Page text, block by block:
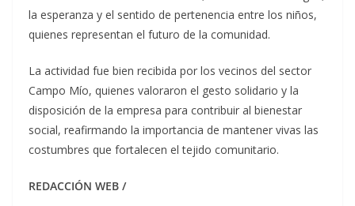
la esperanza y el sentido de pertenencia entre los niños,
quienes representan el futuro de la comunidad.
La actividad fue bien recibida por los vecinos del sector
Campo Mío, quienes valoraron el gesto solidario y la
disposición de la empresa para contribuir al bienestar
social, reafirmando la importancia de mantener vivas las
costumbres que fortalecen el tejido comunitario.
REDACCIÓN WEB /